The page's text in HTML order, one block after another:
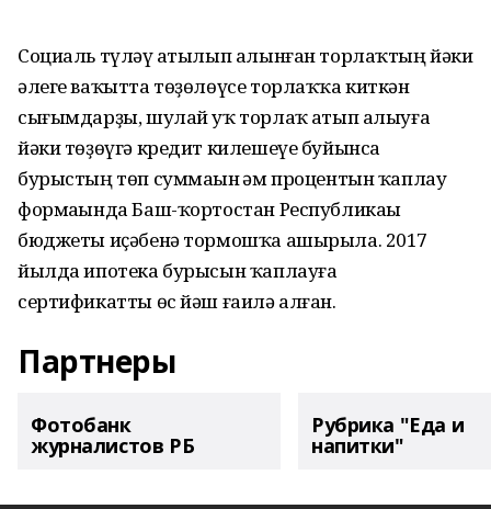
Социаль түләү һатылып алынған торлаҡтың йәки
әлеге ваҡытта төҙөлөүсе торлаҡҡа киткән
сығымдарҙы, шулай уҡ торлаҡ һатып алыуға
йәки төҙөүгә кредит килешеүе буйынса
бурыстың төп суммаһын һәм процентын ҡаплау
формаһында Баш-ҡортостан Республикаһы
бюджеты иҫәбенә тормошҡа ашырыла. 2017
йылда ипотека бурысын ҡаплауға
сертификатты өс йәш ғаилә алған.
Партнеры
Фотобанк
журналистов РБ
Рубрика "Еда и
напитки"